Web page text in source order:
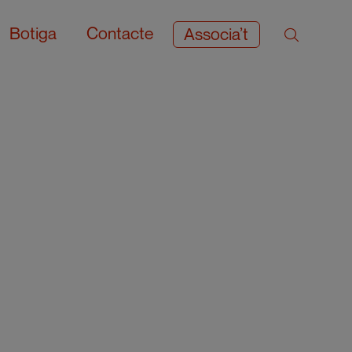
Botiga Contacte Associa’t